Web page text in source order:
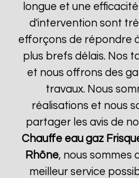
longue et une
d'intervention sont
efforçons de répondre
plus brefs délais. Nos
et nous offrons des
travaux. Nous
réalisations et nous
partager les avis de
Chauffe eau gaz
Rhône, nous sommes
meilleur service